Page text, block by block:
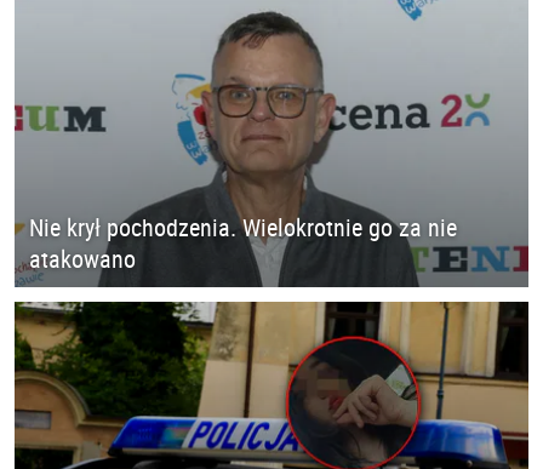
Nie krył pochodzenia. Wielokrotnie go za nie
atakowano